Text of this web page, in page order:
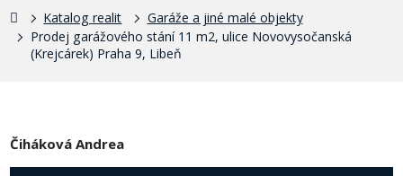
Katalog realit
Garáže a jiné malé objekty
Prodej garážového stání 11 m2, ulice Novovysočanská
(Krejcárek) Praha 9, Libeň
Čiháková Andrea